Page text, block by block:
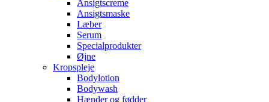
Ansigtscreme
Ansigtsmaske
Læber
Serum
Specialprodukter
Øjne
Kropspleje
Bodylotion
Bodywash
Hænder og fødder